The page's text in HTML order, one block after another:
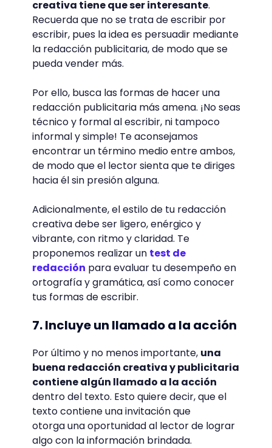
creativa tiene que ser interesante.
Recuerda que no se trata de escribir por
escribir, pues la idea es persuadir mediante
la redacción publicitaria, de modo que se
pueda vender más.
Por ello, busca las formas de hacer una
redacción publicitaria más amena. ¡No seas
técnico y formal al escribir, ni tampoco
informal y simple! Te aconsejamos
encontrar un término medio entre ambos,
de modo que el lector sienta que te diriges
hacia él sin presión alguna.
Adicionalmente, el estilo de tu redacción
creativa debe ser ligero, enérgico y
vibrante, con ritmo y claridad. Te
proponemos realizar un test de
redacción para evaluar tu desempeño en
ortografía y gramática, así como conocer
tus formas de escribir.
7. Incluye un llamado a la acción
Por último y no menos importante, una
buena redacción creativa y publicitaria
contiene algún llamado a la acción
dentro del texto. Esto quiere decir, que el
texto contiene una invitación que
otorga una oportunidad al lector de lograr
algo con la información brindada.